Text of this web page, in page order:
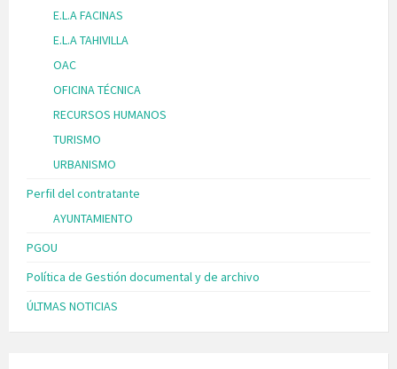
E.L.A FACINAS
E.L.A TAHIVILLA
OAC
OFICINA TÉCNICA
RECURSOS HUMANOS
TURISMO
URBANISMO
Perfil del contratante
AYUNTAMIENTO
PGOU
Política de Gestión documental y de archivo
ÚLTMAS NOTICIAS